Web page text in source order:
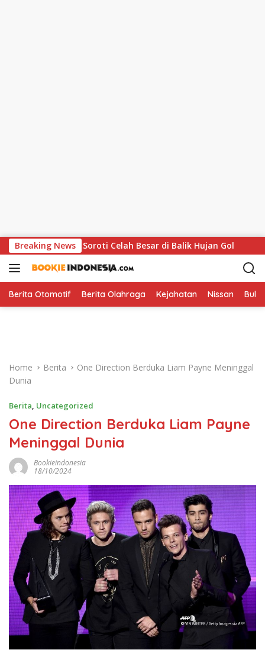
k
p
o
Breaking News
Soroti Celah Besar di Balik Hujan Gol
Berita Otomotif Berita Olahraga Kejahatan Nissan
Home Berita
One Direction Berduka Liam Payne Meninggal
Dunia
Berita, Uncategorized
One Direction Berduka Liam Payne
Meninggal Dunia
Bookieindonesia
18/10/2024